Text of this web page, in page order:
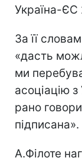
Україна-ЄС
За її
«дасть
ми
асоціацію
рано
підписана».
А.Філоте